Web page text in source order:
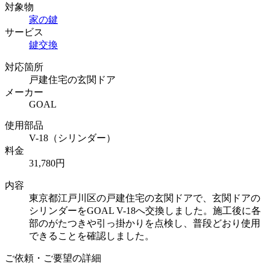
対象物
家の鍵
サービス
鍵交換
対応箇所
戸建住宅の玄関ドア
メーカー
GOAL
使用部品
V-18（シリンダー）
料金
31,780円
内容
東京都江戸川区の戸建住宅の玄関ドアで、玄関ドアの
シリンダーをGOAL V-18へ交換しました。施工後に各
部のがたつきや引っ掛かりを点検し、普段どおり使用
できることを確認しました。
ご依頼・ご要望の詳細